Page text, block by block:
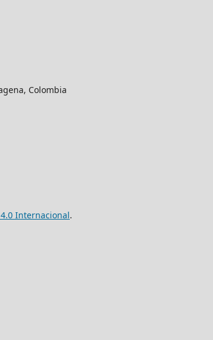
Colombia
Internacional.